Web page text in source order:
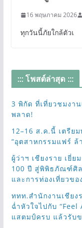
16 พฤษภาคม 2026
ทุกวันนี้ภัยใกล้ตัวเ
::: โพสต์ล่าสุด :::
3 พิกัด ที่เที่ยวชมงา
พลาด!
12–16 ส.ค.นี้ เตรีย
“อุตสาหกรรมแฟร์ ล้
ผู้ว่าฯ เชียงราย เยี่
100 ปี สู่พิพิธภัณฑ์ศิ
และการท่องเที่ยวขอ
ททท.สำนักงานเชียง
ฉ่ำหัวใจไปกับ
แสตมป์ครบ แล้วรับ